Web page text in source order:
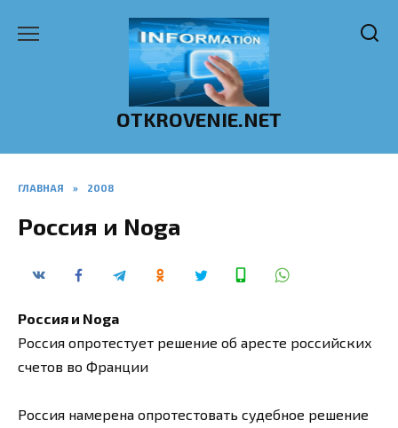
OTKROVENIE.NET
ГЛАВНАЯ » 2008
Россия и Noga
Россия и Noga
Россия опротестует решение об аресте российских
счетов во Франции
Россия намерена опротестовать судебное решение